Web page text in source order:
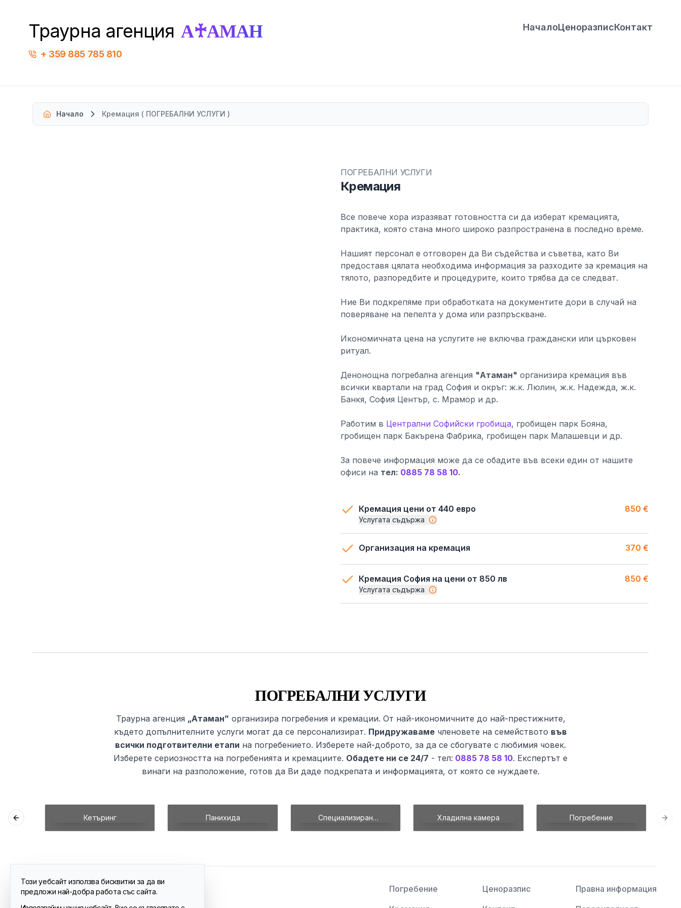
Траурна агенция А♰АМАН
359 885 785 810
НачалоЦеноразписКонтакт
Начало Кремация ( ПОГРЕБАЛНИ УСЛУГИ )
ПОГРЕБАЛНИ УСЛУГИ
Кремация
Все повече хора изразяват готовността си да изберат кремацията,
практика, която стана много широко разпространена в последно време.
Нашият персонал е отговорен да Ви съдейства и съветва, като Ви
предоставя цялата необходима информация за разходите за кремация на
тялото, разпоредбите и процедурите, които трябва да се следват.
Ние Ви подкрепяме при обработката на документите дори в случай на
поверяване на пепелта у дома или разпръскване.
Икономичната цена на услугите не включва граждански или църковен
ритуал.
Денонощна погребална агенция "Атаман" организира кремация във
всички квартали на град София и окръг: ж.к. Люлин, ж.к. Надежда, ж.к.
Банкя, София Център, с. Мрамор и др.
Работим в Централни Софийски гробища, гробищен парк Бояна,
гробищен парк Бакърена Фабрика, гробищен парк Малашевци и др.
За повече информация може да се обадите във всеки един от нашите
офиси нa тeл: 0885 78 58 10.
Кремация цени от 440 евро
Услугата съдържа
850 €
Организация на кремация 370 €
Кремация София на цени от 850 лв
Услугата съдържа
850 €
ПОГРЕБАЛНИ УСЛУГИ
Траурна агенция „Атаман” организира погребения и кремации. От най-икономичните до най-престижните,
където допълнителните услуги могат да се персонализират. Придружаваме членовете на семейството във
всички подготвителни етапи на погребението. Изберете най-доброто, за да се сбогувате с любимия човек.
Изберете сериозността на погребенията и кремациите. Обадете ни се 24/7 - тел: 0885 78 58 10. Експертът е
винаги на разположение, готов да Ви даде подкрепата и информацията, от която се нуждаете.
Панихида
Специализиран
Хладилна камера Погребение Каменоделски услуги
Previous slide
Траурна агенция
София, ул. Козлодуй № 101
Погребение
Ценоразпис
Правна информация
Този уебсайт използва бисквитки за да ви
предложи най-добра работа със сайта.